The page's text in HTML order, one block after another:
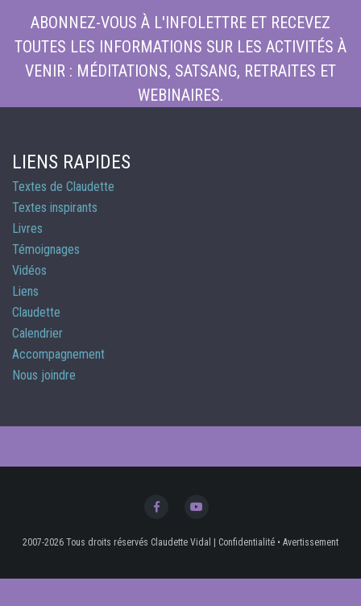
ABONNEZ-VOUS À L'INFOLETTRE ET RECEVEZ
TOUTES LES INFORMATIONS SUR LES ACTIVITÉS À
VENIR : MÉDITATIONS, SATSANG, RETRAITES ET
WEBINAIRES.
LIENS RAPIDES
Textes de Claudette
Textes inspirants
Livres
Témoignages
Vidéos
Liens
Claudette
Calendrier
Accompagnement
Nous joindre
2007-2026 Tous droits réservés Claudette Vidal Confidentialité • Avertissement